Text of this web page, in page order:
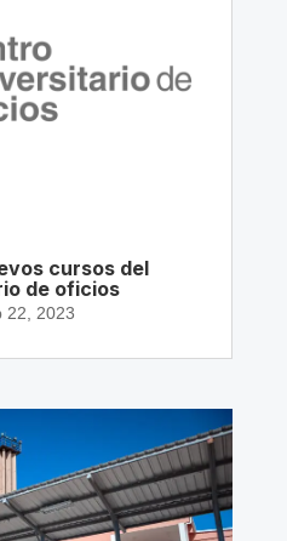
cursos del
de oficios
22, 2023